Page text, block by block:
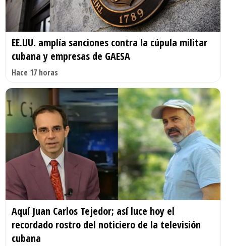
EE.UU. amplía sanciones contra la cúpula militar
cubana y empresas de GAESA
Hace 17 horas
Aquí Juan Carlos Tejedor; así luce hoy el
recordado rostro del noticiero de la televisión
cubana